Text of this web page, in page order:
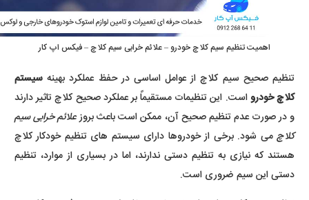
اهمیت تنظیم سیم کلاچ خودرو – علائم خرابی سیم کلاچ – فیکس اپ کار
تنظیم صحیح سیم کلاچ از عوامل اساسی در حفظ عملکرد بهینه سیستم
کلاچ خودرواست. این تنظیمات مستقیماً بر عملکرد صحیح کلاچ تاثیر دارند
و در صورت عدم تنظیم صحیح آن، ممکن است باعث بروزعلائم خرابی سیم
کلاچ می شود. برخی از خودروها دارای سیستم های تنظیم خودکار کلاچ
هستند که نیازی به تنظیم دستی ندارند، اما در بسیاری از موارد، تنظیم
دستی این سیم ضروری است.